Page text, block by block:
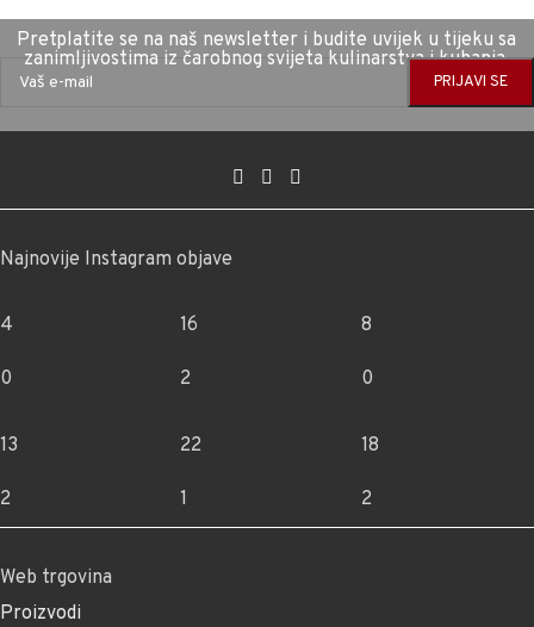
Pretplatite se na naš newsletter i budite uvijek u tijeku sa
zanimljivostima iz čarobnog svijeta kulinarstva i kuhanja.
Najnovije Instagram objave
4
0
16
2
8
0
13
2
22
1
18
2
Web trgovina
Proizvodi